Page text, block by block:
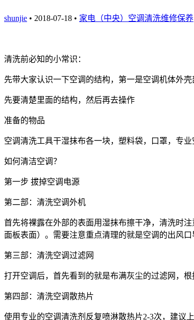
shunjie • 2018-07-18 • 家电（中央）空调清洗维修保养
清洗前必知的小常识：
先带大家认识一下空调的结构，第一是空调机体外
先要清楚里面的结构，然后再去操作
准备的物品
空调清洗工具干湿抹布各一块，塑料袋，口罩，专
如何清洁空调？
第一步 拔掉空调电源
第二部：清洗空调外机
首先将裸露在外部的表面用湿抹布擦干净，清洗时
面板表面）。需要注意重点清理的就是空调的出风
第三部：清洗空调过滤网
打开空调后，首先看到的就是布满灰尘的过滤网，
第四部：清洗空调散热片
使用专业的空调清洗剂反复喷淋散热片2-3次，建议